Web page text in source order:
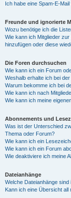
Ich habe eine Spam-E-
Freunde und ignorierte
Wozu benötige ich die
Wie kann ich Mitglieder
hinzufügen oder diese
Die Foren durchsuchen
Wie kann ich ein Forum
Weshalb erhalte ich bei
Warum bekomme ich bei
Wie kann ich nach
Wie kann ich meine
Abonnements und
Was ist der Unterschied
Thema oder Forum?
Wie kann ich ein
Wie kann ich ein Forum
Wie deaktiviere ich meine
Dateianhänge
Welche Dateianhänge
Kann ich eine Übersicht all